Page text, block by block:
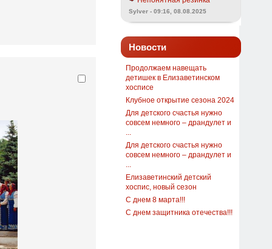
Sylver - 09:16, 08.08.2025
Новости
Продолжаем навещать
детишек в Елизаветинском
хосписе
Клубное открытие сезона 2024
Для детского счастья нужно
совсем немного – драндулет и
Для детского счастья нужно
совсем немного – драндулет и
Елизаветинский детский
хоспис, новый сезон
С днем 8 марта!!!
С днем защитника отечества!!!